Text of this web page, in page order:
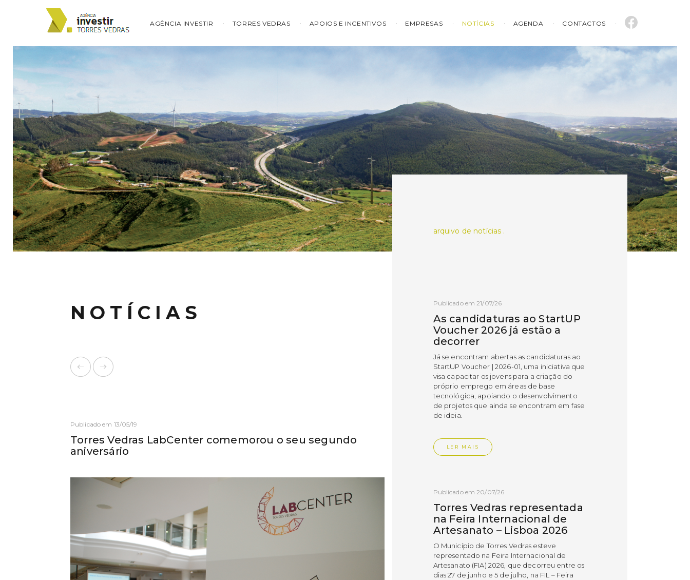
AGÊNCIA INVESTIR TORRES VEDRAS APOIOS E INCENTIVOS EMPRESAS NOTÍCIAS AGENDA CONTACTOS
NOTÍCIAS
Publicado em 13/05/19
Torres Vedras LabCenter comemorou o seu segundo
aniversário
arquivo de notícias .
Publicado em 21/07/26
As candidaturas ao StartUP
Voucher 2026 já estão a
decorrer
Já se encontram abertas as candidaturas ao
StartUP Voucher | 2026-01, uma iniciativa que
visa capacitar os jovens para a criação do
próprio emprego em áreas de base
tecnológica, apoiando o desenvolvimento
de projetos que ainda se encontram em fase
de ideia.
LER MAIS
Publicado em 20/07/26
Torres Vedras representada
na Feira Internacional de
Artesanato – Lisboa 2026
O Município de Torres Vedras esteve
representado na Feira Internacional de
Artesanato (FIA) 2026, que decorreu entre os
dias 27 de junho e 5 de julho, na FIL – Feira